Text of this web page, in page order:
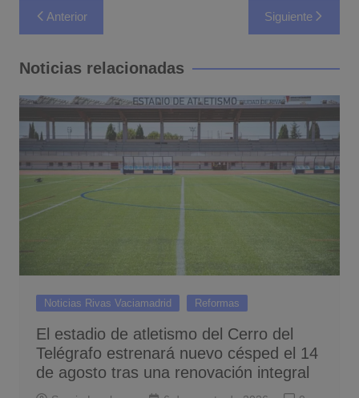
Navegación
de
entradas
Anterior Siguiente
Noticias relacionadas
Noticias Rivas Vaciamadrid Reformas
El estadio de atletismo del Cerro del
Telégrafo estrenará nuevo césped el 14
de agosto tras una renovación integral